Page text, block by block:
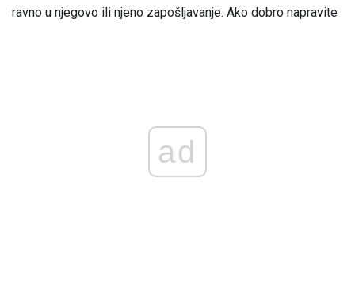
ravno u njegovo ili njeno zapošljavanje. Ako dobro napravite
ad